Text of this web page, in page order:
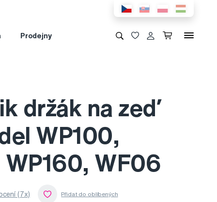
Prodejny
držák na zeď
WP100,
WP160, WF06
(7x)